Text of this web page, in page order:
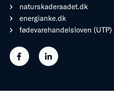
naturskaderaadet.dk
energianke.dk
fødevarehandelsloven (UTP)